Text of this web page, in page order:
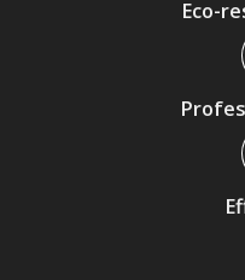
Eco-